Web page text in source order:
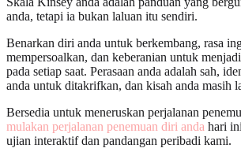
anda, tetapi ia bukan laluan itu sendiri.
Benarkan diri anda untuk berkembang, rasa
mempersoalkan, dan keberanian untuk
pada setiap saat. Perasaan anda adalah sah,
anda untuk ditakrifkan, dan kisah anda masih
Bersedia untuk meneruskan perjalanan
mulakan perjalanan penemuan diri anda hari
ujian interaktif dan pandangan peribadi kami.